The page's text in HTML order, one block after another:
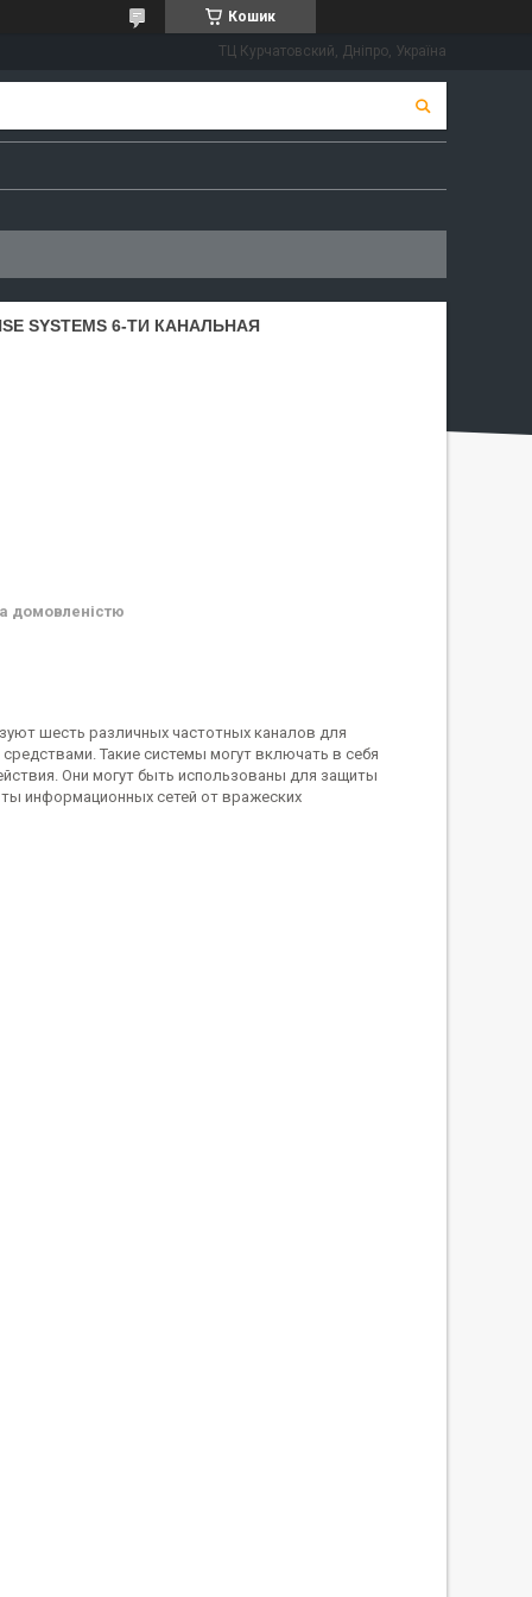
Кошик
ТЦ Курчатовский, Дніпро, Україна
SYSTEMS 6-ТИ КАНАЛЬНАЯ
домовленістю
шесть различных частотных каналов для
Такие системы могут включать в себя
Они могут быть использованы для защиты
информационных сетей от вражеских